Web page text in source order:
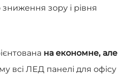
зниження зору і рівня
на економне, але
всі ЛЕД панелі для офісу